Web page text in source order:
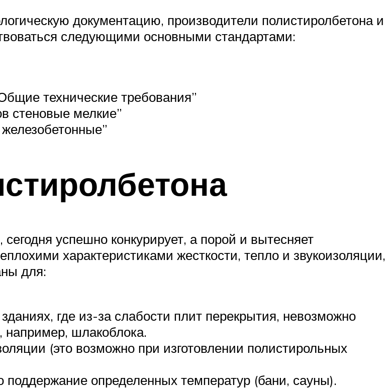
документацию, производители полистиролбетона и
следующими основными стандартами:
технические требования”
стеновые мелкие”
успешно конкурирует, а порой и вытесняет
характеристиками жесткости, тепло и звукоизоляции,
для:
где из-за слабости плит перекрытия, невозможно
например, шлакоблока.
(это возможно при изготовлении полистирольных
определенных температур (бани, сауны).